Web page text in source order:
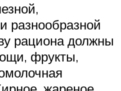
разнообразной
рациона должны
фрукты,